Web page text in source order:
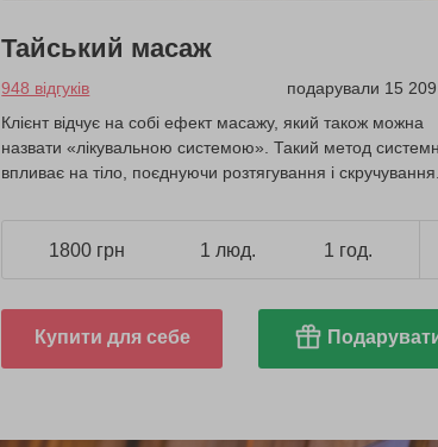
Тайський масаж
948 відгуків
подарували 15 209
Клієнт відчує на собі ефект масажу, який також можна
назвати «лікувальною системою». Такий метод
впливає на тіло, поєднуючи розтягування і скручування.
1800 грн 1 люд. 1 год.
Купити для себе